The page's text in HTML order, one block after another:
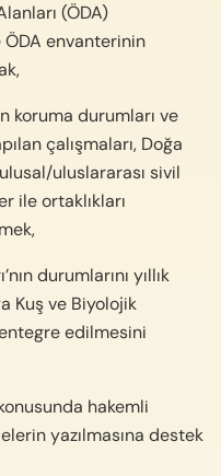
(ÖDA)
ÖDA envanterinin
koruma durumları ve
çalışmaları, Doğa
uluslararası sivil
ile ortaklıkları
durumlarını yıllık
Kuş ve Biyolojik
edilmesini
hakemli
yazılmasına destek